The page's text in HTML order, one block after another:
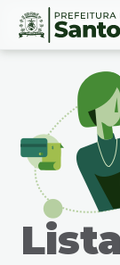
Ir
Conteúdo